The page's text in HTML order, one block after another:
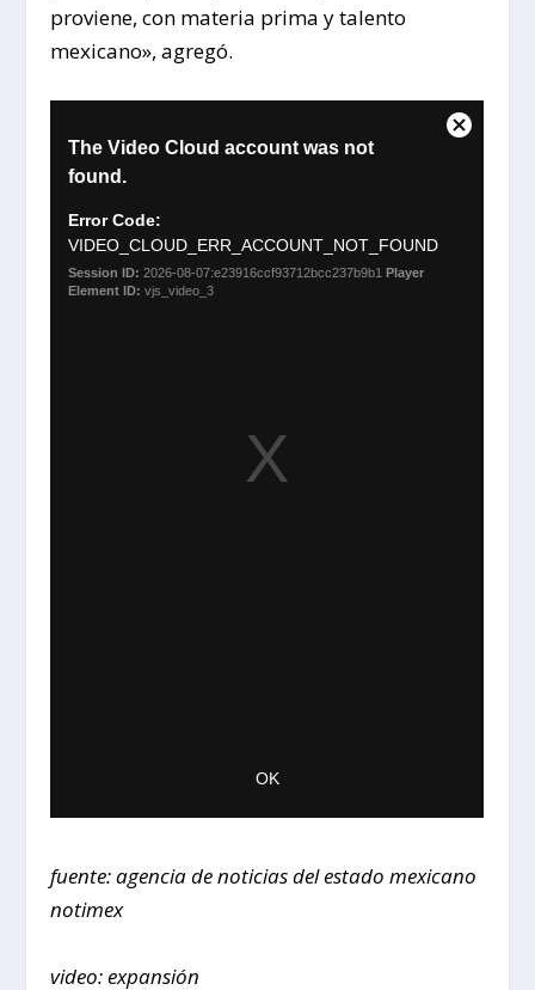
proviene, con materia prima y talento
mexicano», agregó.
fuente: agencia de noticias del estado mexicano
notimex
video: expansión